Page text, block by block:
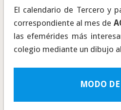
El calendario de Tercero y
correspondiente al mes de
las efemérides más
colegio mediante un dibujo
MODO